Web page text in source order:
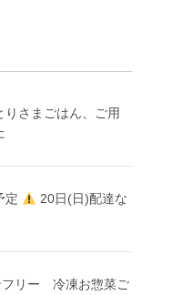
りさまごはん、ご用
定
20日(日)配達な
フリー 冷凍お惣菜ご